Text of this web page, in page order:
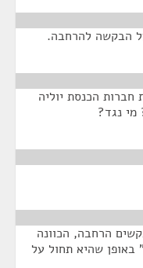
הבקשה להרחבה.
הכנסת יוליה
מי נגד?
הרחבה, הכוונה
באופן שהיא תחול על